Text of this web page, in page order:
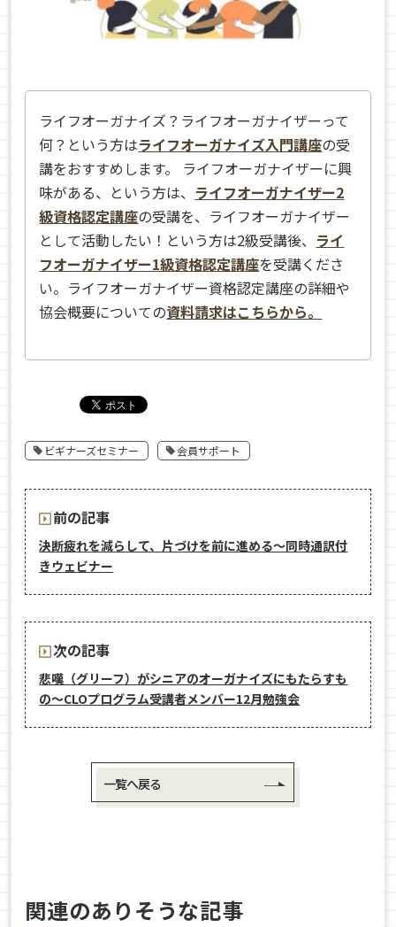
ライフオーガナイズ？ライフオーガナイザーって
何？という方はライフオーガナイズ入門講座の受
講をおすすめします。 ライフオーガナイザーに興
味がある、という方は、 ライフオーガナイザー2
級資格認定講座の受講を、ライフオーガナイザー
として活動したい！という方は2級受講後、 ライ
フオーガナイザー1級資格認定講座を受講くださ
い。ライフオーガナイザー資格認定講座の詳細や
協会概要についての資料請求はこちらから。
ビギナーズセミナー 会員サポート
前の記事
決断疲れを減らして、片づけを前に進める〜同時通訳付
きウェビナー
次の記事
悲嘆（グリーフ）がシニアのオーガナイズにもたらすも
の〜CLOプログラム受講者メンバー12月勉強会
一覧へ戻る
関連のありそうな記事